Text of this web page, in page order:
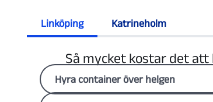
Linköping Katrineholm
Så mycket kostar det
Hyra container över helgen